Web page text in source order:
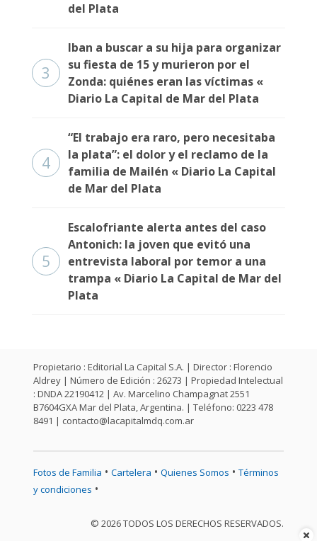
del Plata
3
Iban a buscar a su hija para organizar
su fiesta de 15 y murieron por el
Zonda: quiénes eran las víctimas «
Diario La Capital de Mar del Plata
4
“El trabajo era raro, pero necesitaba
la plata”: el dolor y el reclamo de la
familia de Mailén « Diario La Capital
de Mar del Plata
5
Escalofriante alerta antes del caso
Antonich: la joven que evitó una
entrevista laboral por temor a una
trampa « Diario La Capital de Mar del
Plata
Propietario : Editorial La Capital S.A. | Director : Florencio
Aldrey | Número de Edición : 26273 | Propiedad Intelectual
: DNDA 22190412 | Av. Marcelino Champagnat 2551
B7604GXA Mar del Plata, Argentina. | Teléfono: 0223 478
8491 | contacto@lacapitalmdq.com.ar
Fotos de Familia • Cartelera • Quienes Somos • Términos
y condiciones •
© 2026 TODOS LOS DERECHOS RESERVADOS.